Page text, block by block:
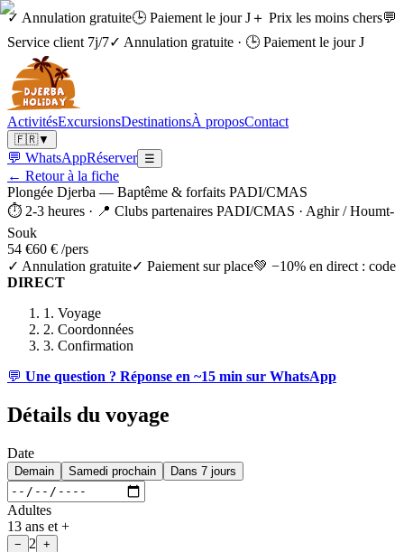
✓ Annulation gratuite🕒 Paiement le jour J＋ Prix les moins chers💬
Service client 7j/7✓ Annulation gratuite · 🕒 Paiement le jour J
ActivitésExcursionsDestinationsÀ proposContact
🇫🇷▼
💬 WhatsAppRéserver ☰
← Retour à la fiche
Plongée Djerba — Baptême & forfaits PADI/CMAS
⏱ 2-3 heures · 📍 Clubs partenaires PADI/CMAS · Aghir / Houmt-
Souk
54 €60 € /pers
✓ Annulation gratuite✓ Paiement sur place💚 −10% en direct : code
DIRECT
1. Voyage
2. Coordonnées
3. Confirmation
💬 Une question ? Réponse en ~15 min sur WhatsApp
Détails du voyage
Date
Demain Samedi prochain Dans 7 jours
Adultes
13 ans et +
− 2 +